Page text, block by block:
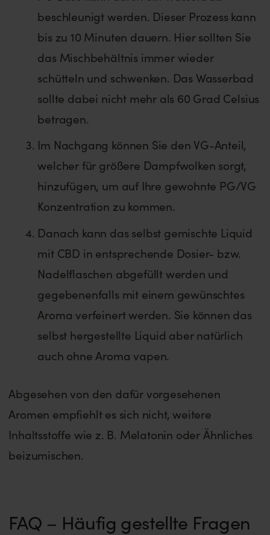
beschleunigt werden. Dieser Prozess kann
bis zu 10 Minuten dauern. Hier sollten Sie
das Mischbehältnis immer wieder
schütteln und schwenken. Das Wasserbad
sollte dabei nicht mehr als 60 Grad Celsius
betragen.
Im Nachgang können Sie den VG-Anteil,
welcher für größere Dampfwolken sorgt,
hinzufügen, um auf Ihre gewohnte PG/VG
Konzentration zu kommen.
Danach kann das selbst gemischte Liquid
mit CBD in entsprechende Dosier- bzw.
Nadelflaschen abgefüllt werden und
gegebenenfalls mit einem gewünschtes
Aroma verfeinert werden. Sie können das
selbst hergestellte Liquid aber natürlich
auch ohne Aroma vapen.
Abgesehen von den dafür vorgesehenen
Aromen empfiehlt es sich nicht, weitere
Inhaltsstoffe wie z. B. Melatonin oder Ähnliches
beizumischen.
FAQ – Häufig gestellte Fragen